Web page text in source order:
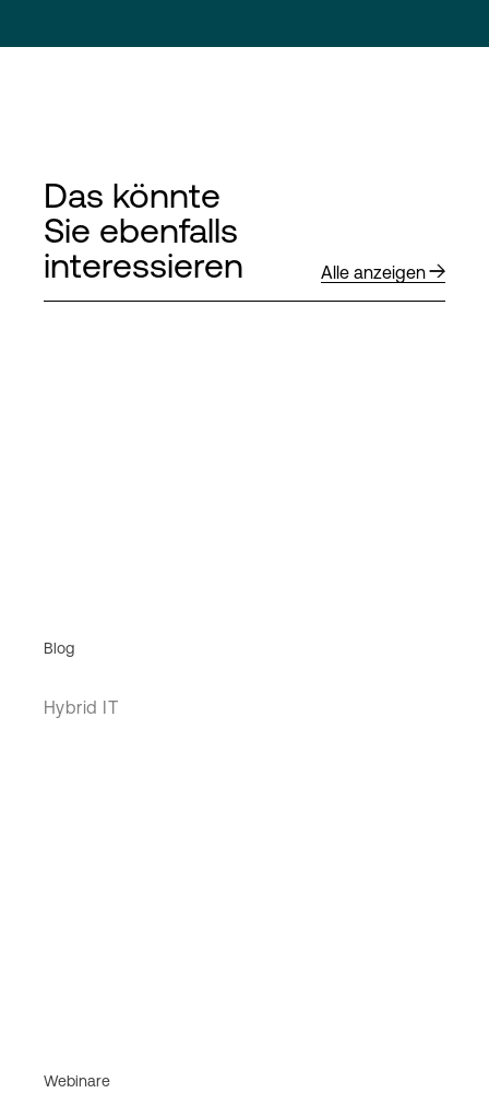
Das könnte
Sie ebenfalls
interessieren
Alle anzeigen
Blog
Hybrid IT
Webinare